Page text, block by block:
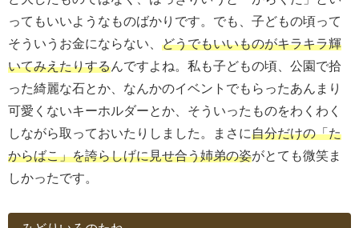
ってもいいようなものばかりです。でも、子どもの頃って
そういうお金にならない、 どうでもいいものがキラキラ輝
いてみえたりするんですよね。私も子どもの頃、公園で拾
った綺麗な石とか、なんかのイベントでもらったあんまり
可愛くないキーホルダーとか、そういったものをわくわく
しながら取っておいたりしました。まさに自分だけの「た
からばこ」を誇らしげに見せ合う姉弟の姿がとても微笑ま
しかったです。